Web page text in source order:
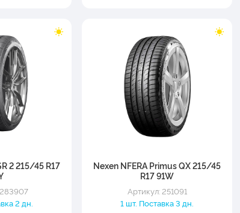
2 215/45 R17
2 дн.
Nexen NFERA Primus QX 215/45
R17 91W
Артикул: 251091
1 шт. Поставка 3 дн.